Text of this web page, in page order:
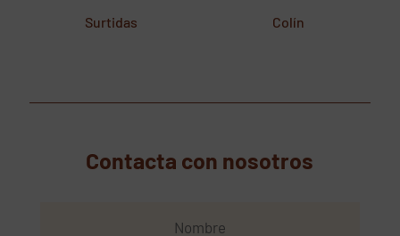
Surtidas Colín
Contacta con nosotros